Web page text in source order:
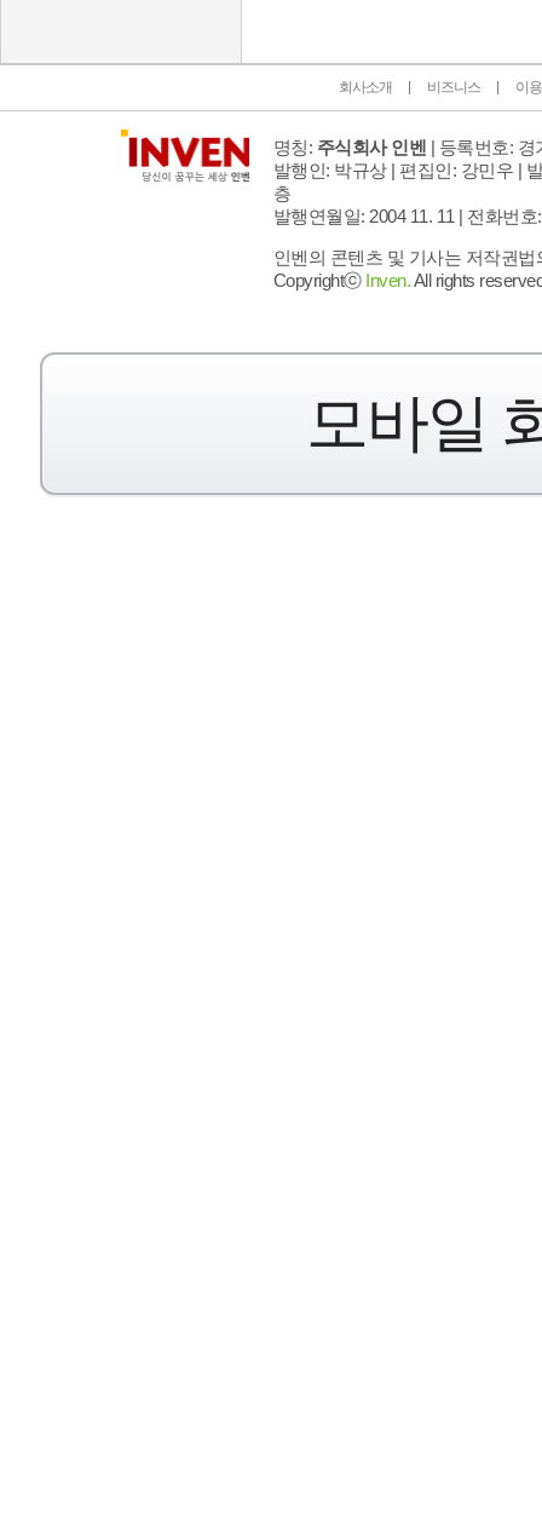
회사소개 비즈니스 이
명칭: 주식회사 인벤 | 등록번호: 경
발행인: 박규상 | 편집인: 강민우 |
층
발행연월일: 2004 11. 11 | 전화번호
인벤의 콘텐츠 및 기사는 저작권
Copyrightⓒ Inven.All rights
모바일